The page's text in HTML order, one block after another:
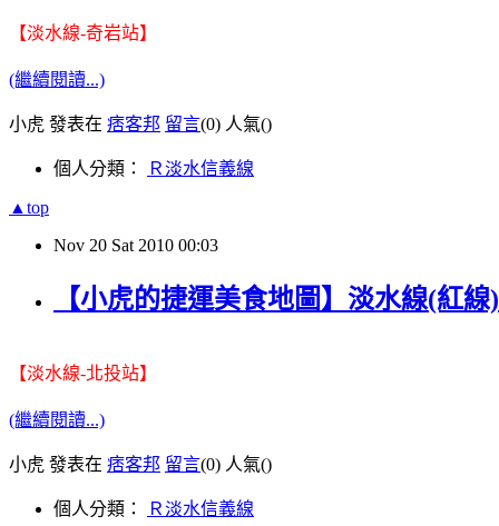
【淡水線-奇岩站】
(繼續閱讀...)
小虎 發表在 痞客邦 留言(0) 人氣()
個人分類： Ｒ淡水信義線
▲top
Nov 20 Sat 2010 00:03
【小虎的捷運美食地圖】淡水線(紅
【淡水線-北投站】
(繼續閱讀...)
小虎 發表在 痞客邦 留言(0) 人氣()
個人分類： Ｒ淡水信義線